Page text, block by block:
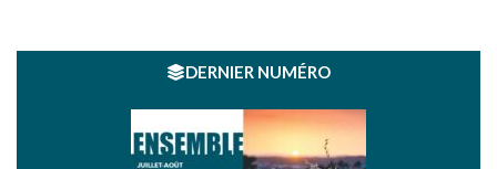
DERNIER NUMÉRO